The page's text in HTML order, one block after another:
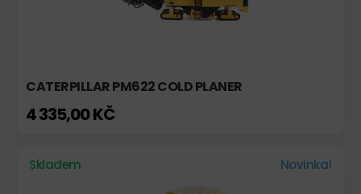
CATERPILLAR PM622 COLD PLANER
4 335,00 KČ
Skladem Novinka!